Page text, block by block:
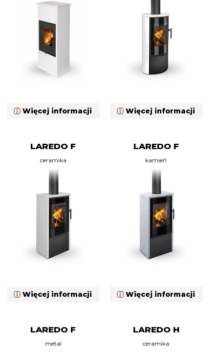
Więcej informacji Więcej informacji
LAREDO F
ceramika
Więcej informacji
LAREDO F
kamień
Więcej informacji
LAREDO F
metal
LAREDO H
ceramika